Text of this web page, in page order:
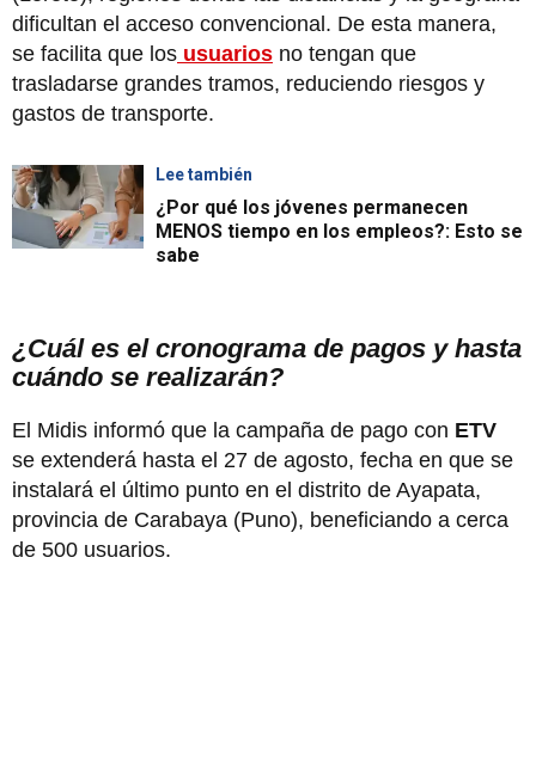
dificultan el acceso convencional. De esta manera,
se facilita que los usuarios no tengan que
trasladarse grandes tramos, reduciendo riesgos y
gastos de transporte.
Lee también
¿Por qué los jóvenes permanecen
MENOS tiempo en los empleos?: Esto se
sabe
¿Cuál es el cronograma de pagos y hasta
cuándo se realizarán?
El Midis informó que la campaña de pago con ETV
se extenderá hasta el 27 de agosto, fecha en que se
instalará el último punto en el distrito de Ayapata,
provincia de Carabaya (Puno), beneficiando a cerca
de 500 usuarios.